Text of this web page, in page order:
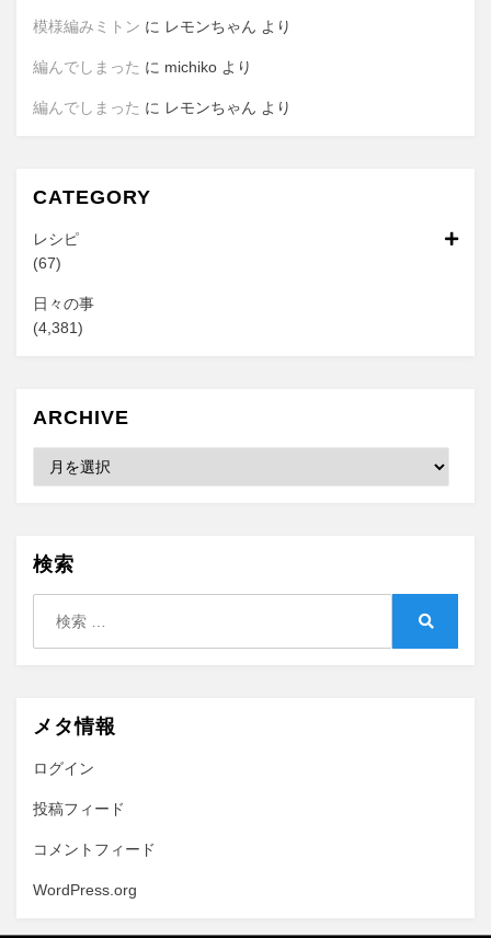
模様編みミトン に レモンちゃん より
編んでしまった に michiko より
編んでしまった に レモンちゃん より
CATEGORY
レシピ
(67)
日々の事
(4,381)
ARCHIVE
Archive
検索
メタ情報
ログイン
投稿フィード
コメントフィード
WordPress.org